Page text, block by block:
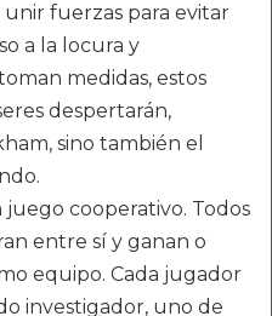
fuerzas para evitar
a la locura y
medidas, estos
despertarán,
sino también el
cooperativo. Todos
entre sí y ganan o
equipo. Cada jugador
investigador, uno de